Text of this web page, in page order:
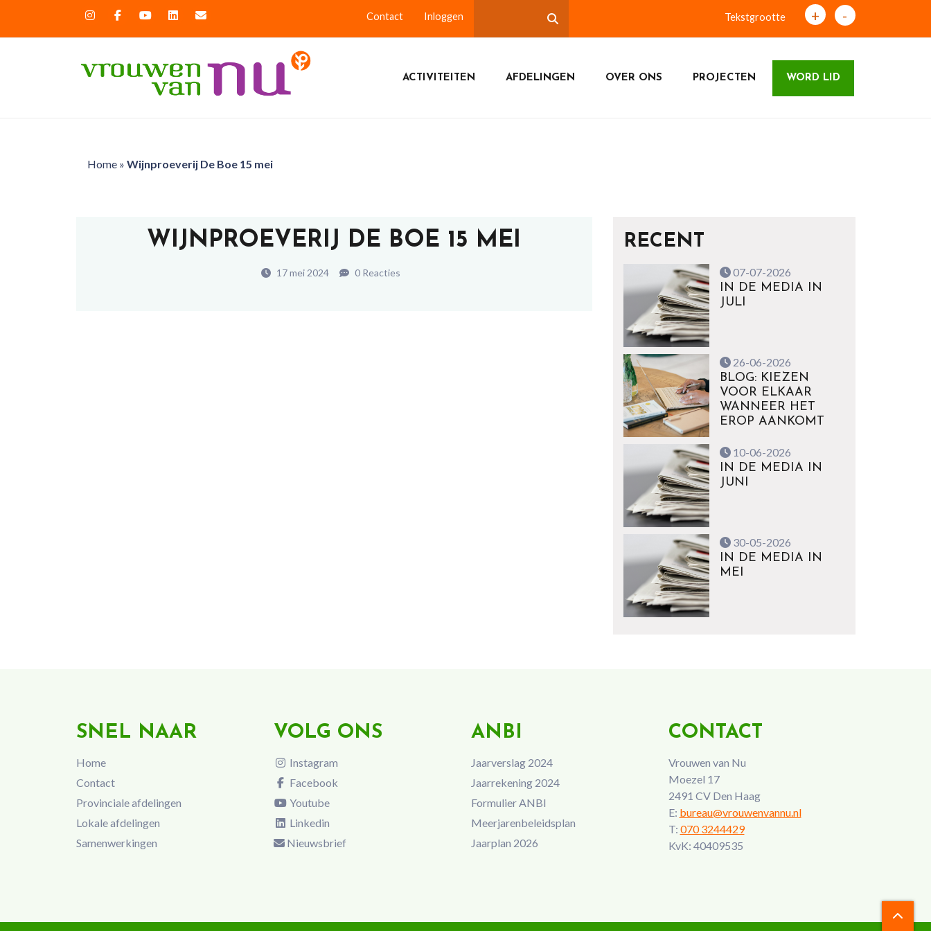
Contact Inloggen Tekstgrootte + -
ACTIVITEITEN AFDELINGEN OVER ONS PROJECTEN WORD LID
Home» Wijnproeverij De Boe 15 mei
WIJNPROEVERIJ DE BOE 15 MEI
17 mei 2024 0 Reacties
RECENT
07-07-2026
IN DE MEDIA IN
JULI
26-06-2026
BLOG: KIEZEN
VOOR ELKAAR
WANNEER HET
EROP AANKOMT
10-06-2026
IN DE MEDIA IN
JUNI
30-05-2026
IN DE MEDIA IN
MEI
SNEL NAAR
Home
Contact
Provinciale afdelingen
Lokale afdelingen
Samenwerkingen
VOLG ONS
Instagram
Facebook
Youtube
Linkedin
Nieuwsbrief
ANBI
Jaarverslag 2024
Jaarrekening 2024
Formulier ANBI
Meerjarenbeleidsplan
Jaarplan 2026
CONTACT
Vrouwen van Nu
Moezel 17
2491 CV Den Haag
E: bureau@vrouwenvannu.nl
T: 070 3244429
KvK: 40409535